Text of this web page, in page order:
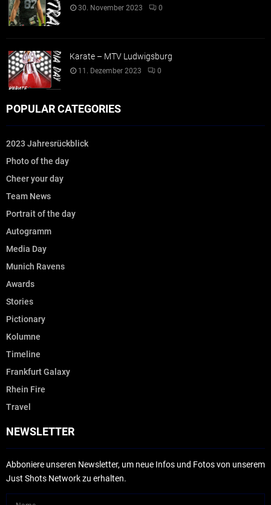
30. November 2023 0
Karate – MTV Ludwigsburg
11. Dezember 2023 0
POPULAR CATEGORIES
2023 Jahresrückblick
Photo of the day
Cheer your day
Team News
Portrait of the day
Autogramm
Media Day
Munich Ravens
Awards
Stories
Pictionary
Kolumne
Timeline
Frankfurt Galaxy
Rhein Fire
Travel
NEWSLETTER
Abboniere unseren Newsletter, um neue Infos und Fotos von unserem
Just Shots Network zu erhalten.